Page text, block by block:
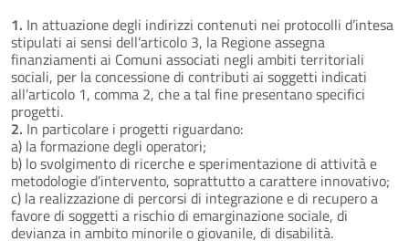
1. In attuazione degli indirizzi contenuti nei protocolli d’intesa
stipulati ai sensi dell’articolo 3, la Regione assegna
finanziamenti ai Comuni associati negli ambiti territoriali
sociali, per la concessione di contributi ai soggetti indicati
all’articolo 1, comma 2, che a tal fine presentano specifici
progetti.
2. In particolare i progetti riguardano:
a) la formazione degli operatori;
b) lo svolgimento di ricerche e sperimentazione di attività e
metodologie d’intervento, soprattutto a carattere innovativo;
c) la realizzazione di percorsi di integrazione e di recupero a
favore di soggetti a rischio di emarginazione sociale, di
devianza in ambito minorile o giovanile, di disabilità.